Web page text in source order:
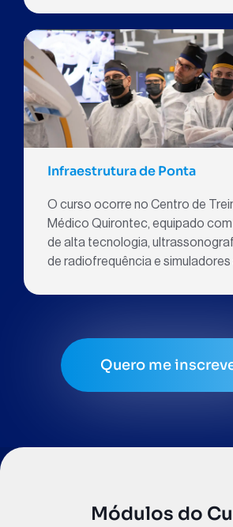
Infraestrutura de Ponta
O curso ocorre no Centro de
Médico Quirontec, equipado
de alta tecnologia,
de radiofrequência e
Quero me
Módulos do